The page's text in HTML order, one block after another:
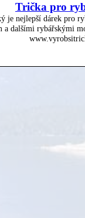
Trička pro
je nejlepší dárek pro
a dalšími rybářskými